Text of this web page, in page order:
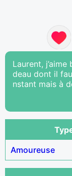
Laurent,
deau dont il
nstant mais à
Amoureuse